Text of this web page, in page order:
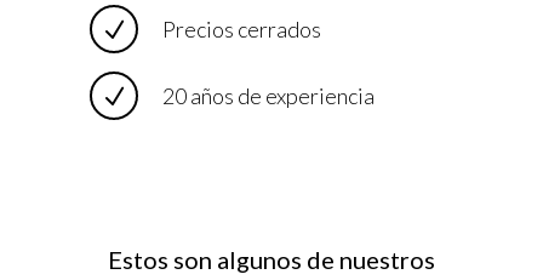
Precios cerrados
20 años de experiencia
Estos son algunos de nuestros